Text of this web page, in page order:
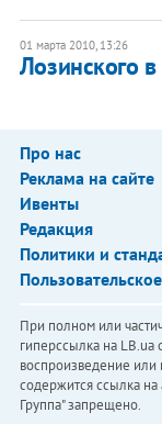
01 марта 2010, 13:26
Лозинского
Про нас
Реклама на сайте
Ивенты
Редакция
Политики и
При полном или
гиперссылка на LB.ua
воспроизведение или
содержится ссылка на
Группа" запрещено.